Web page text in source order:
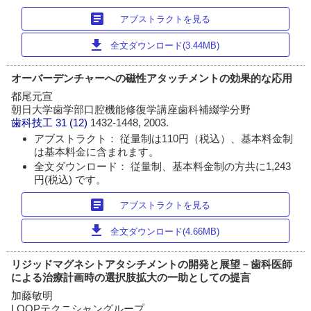
article アブストラクトを見る
download 全文ダウンロード(3.44MB)
オーバーデンチャーへの磁性アタッチメントの効果的な応用
都尾元宣
朝日大学歯学部口腔機能修復学講座歯科補綴学分野
歯科技工 31 (12) 1432-1448, 2003.
アブストラクト： 従量制は110円（税込）、基本料金制
は基本料金に含まれます。
全文ダウンロード： 従量制、基本料金制の方共に1,243
円(税込) です。
article アブストラクトを見る
download 全文ダウンロード(4.66MB)
リジッドマグネシトアタシチメントの開発と展望－歯科医師
による治療計画時の選択肢拡大の一助としての提言
加藤敏明